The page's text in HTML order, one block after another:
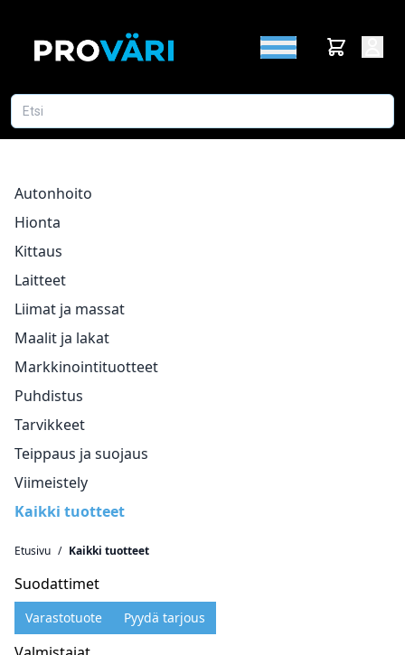
Autonhoito
Hionta
Kittaus
Laitteet
Liimat ja massat
Maalit ja lakat
Markkinointituotteet
Puhdistus
Tarvikkeet
Teippaus ja suojaus
Viimeistely
Kaikki tuotteet
Etusivu / Kaikki tuotteet
Suodattimet
Varastotuote Pyydä tarjous